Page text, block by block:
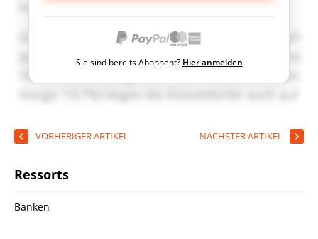
Sie sind bereits Abonnent? Hier anmelden
VORHERIGER ARTIKEL NÄCHSTER ARTIKEL
Ressorts
Banken